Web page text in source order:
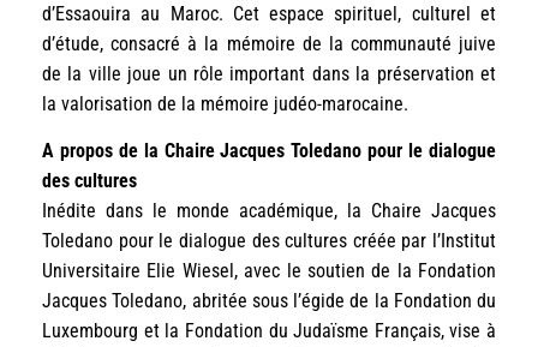
d’Essaouira au Maroc. Cet espace spirituel, culturel et
d’étude, consacré à la mémoire de la communauté juive
de la ville joue un rôle important dans la préservation et
la valorisation de la mémoire judéo-marocaine.
A propos de la Chaire Jacques Toledano pour le dialogue
des cultures
Inédite dans le monde académique, la Chaire Jacques
Toledano pour le dialogue des cultures créée par l’Institut
Universitaire Elie Wiesel, avec le soutien de la Fondation
Jacques Toledano, abritée sous l’égide de la Fondation du
Luxembourg et la Fondation du Judaïsme Français, vise à